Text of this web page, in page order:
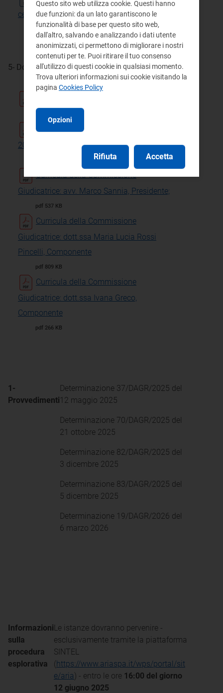
certificazione parità di genere
docx 37 KB
5- Documentazione della procedura negoziata
Chiarimenti n. 2 del 18 novembre
2025
Curricula della Commissione
Giudicatrice: avv. Marco Sannia, Presidente;
pdf 537 KB
Curricula della Commissione
Giudicatrice: dott.ssa Maria Lucia Rossi
Pincelli, Componente
pdf 809 KB
Curricula della Commissione
Giudicatrice: dott.ssa Ivana Greco,
Componente
pdf 266 KB
1-
Provvedimenti
Determinazione 37/DAGR/2025 del
12 maggio 2025
Determinazione 70/DAGR/2025 del
21 ottobre 2025
Determinazione 82/DAGR/2025 del
3 dicembre 2025
Determinazione 83/DAGR/2025 del
5 dicembre 2025
Determinazione 19/DAGR/2026 del
6 marzo 2026
Informazioni
sulla
procedura
esplorativa
Le istanze dovranno pervenire -
esclusivamente tramite la piattaforma
SINTEL
(https://www.ariaspa.it/wps/portal/sit
e/aria) - entro le ore 16:00 del giorno
12 giugno 2025
Questo sito web utilizza cookie. Questi hanno
due funzioni: da un lato garantiscono le
funzionalità di base per questo sito web,
dall'altro, salvando e analizzando i dati utente
anonimizzati, ci permettono di migliorare i nostri
contenuti per te. Puoi ritirare il tuo consenso
all'utilizzo di questi cookie in qualsiasi momento.
Trova ulteriori informazioni sui cookie visitando la
pagina Cookies Policy
Opzioni
Rifiuta Accetta